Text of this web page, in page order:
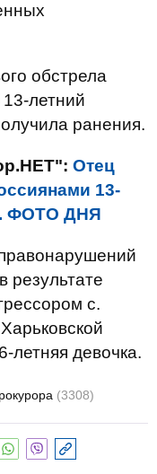
обстрела
13-летний
ранения.
Отец
13-
ФОТО ДНЯ
результате
с.
летняя девочка.
(3308)